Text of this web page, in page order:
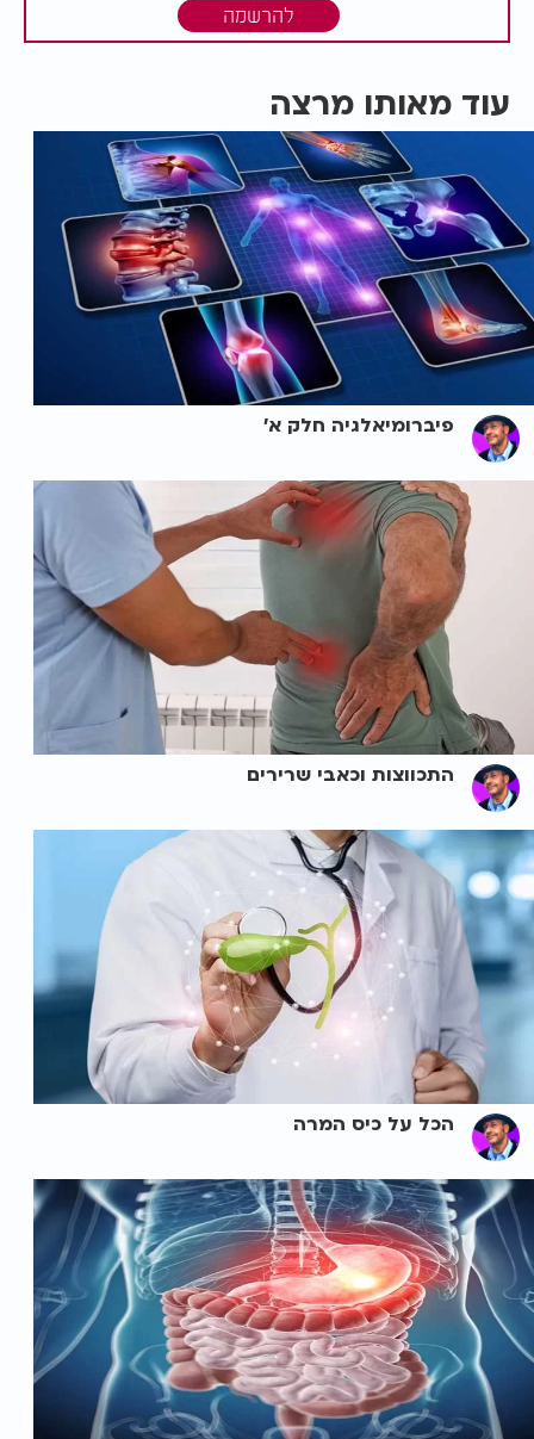
להרשמה
עוד מאותו מרצה
פיברומיאלגיה חלק א'
התכווצות וכאבי שרירים
הכל על כיס המרה